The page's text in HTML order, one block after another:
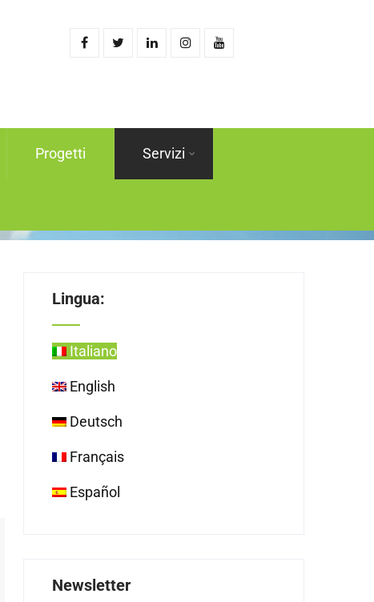
Progetti Servizi
Lingua:
Italiano
English
Deutsch
Français
Español
Newsletter